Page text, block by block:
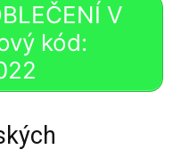
V
kód: